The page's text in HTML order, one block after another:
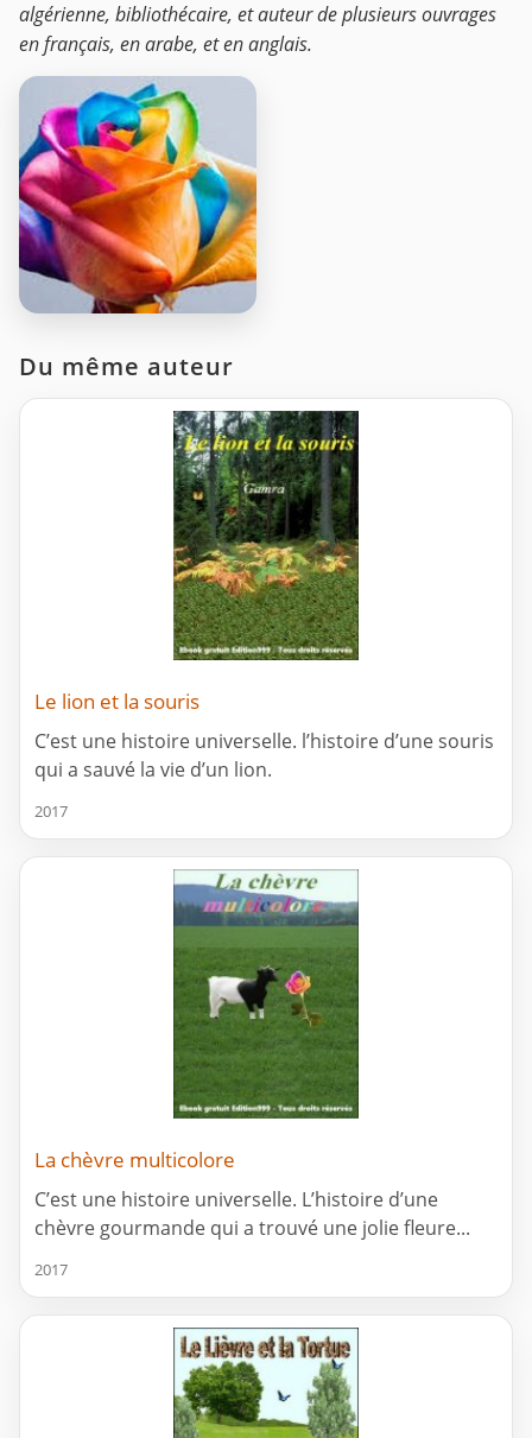
algérienne, bibliothécaire, et auteur de plusieurs ouvrages
en français, en arabe, et en anglais.
Du même auteur
Le lion et la souris
C’est une histoire universelle. l’histoire d’une souris
qui a sauvé la vie d’un lion.
2017
La chèvre multicolore
C’est une histoire universelle. L’histoire d’une
chèvre gourmande qui a trouvé une jolie fleure...
2017